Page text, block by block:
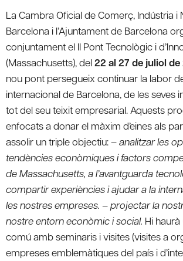
La Cambra Oficial de Comerç, Indústria i
Barcelona i l’Ajuntament de Barcelona
conjuntament el II Pont Tecnològic i
(Massachusetts), del22 al 27 de juliol
nou pont persegueix continuar la labor
internacional de Barcelona, de les seves
tot del seu teixit empresarial. Aquests
enfocats a donar el màxim d’eines als
assolir un triple objectiu: –analitzar les
tendències econòmiques i factors
de Massachusetts, a l’avantguarda
compartir experiències i ajudar a la
les nostres empreses. – projectar la
nostre entorn econòmic i social. Hi
comú amb seminaris i visites (visites a
empreses emblemàtiques del país i